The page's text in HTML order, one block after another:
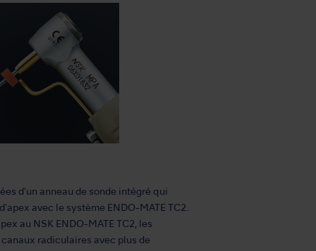
d'un anneau de sonde intégré qui
avec le système ENDO-MATE TC2.
au NSK ENDO-MATE TC2, les
radiculaires avec plus de